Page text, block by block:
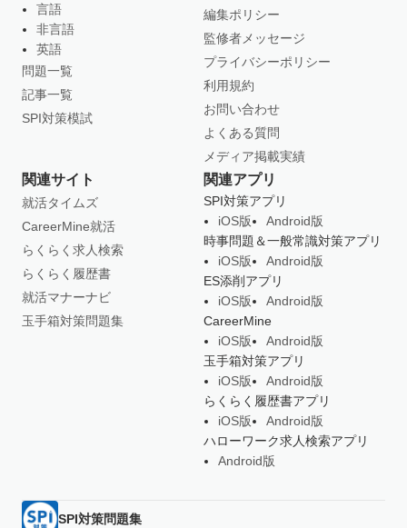
言語
非言語
英語
問題一覧
記事一覧
SPI対策模試
編集ポリシー
監修者メッセージ
プライバシーポリシー
利用規約
お問い合わせ
よくある質問
メディア掲載実績
関連サイト
就活タイムズ
CareerMine就活
らくらく求人検索
らくらく履歴書
就活マナーナビ
玉手箱対策問題集
関連アプリ
SPI対策アプリ
iOS版
Android版
時事問題＆一般常識対策アプリ
iOS版
Android版
ES添削アプリ
iOS版
Android版
CareerMine
iOS版
Android版
玉手箱対策アプリ
iOS版
Android版
らくらく履歴書アプリ
iOS版
Android版
ハローワーク求人検索アプリ
Android版
SPI対策問題集